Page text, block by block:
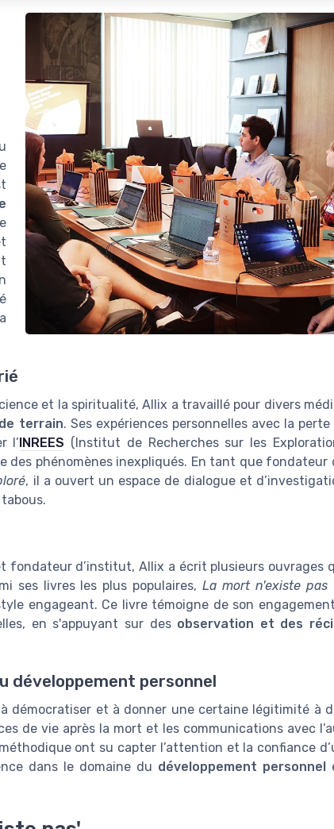
et la spiritualité, Allix a travaillé pour divers
terrain. Ses expériences personnelles avec la perte
l’INREES (Institut de Recherches sur les
des phénomènes inexpliqués. En tant que fondateur
, il a ouvert un espace de dialogue et
fondateur d’institut, Allix a écrit plusieurs ouvrages
ses livres les plus populaires,La mort n'existe pas
engageant. Ce livre témoigne de son
en s'appuyant sur des observation et des
développement personnel
démocratiser et à donner une certaine légitimité à
de vie après la mort et les communications avec
ont su capter l’attention et la confiance
dans le domaine du développement personnel